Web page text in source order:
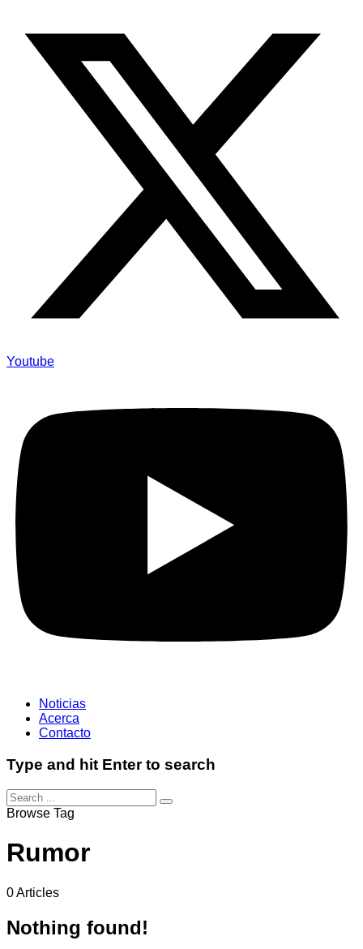
Youtube
Noticias
Acerca
Contacto
Type and hit Enter to search
Browse Tag
Rumor
0 Articles
Nothing found!